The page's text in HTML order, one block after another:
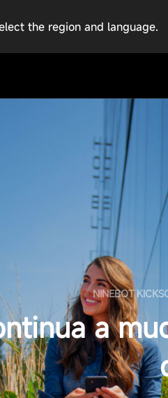
the region and language.
NINEBOT
a